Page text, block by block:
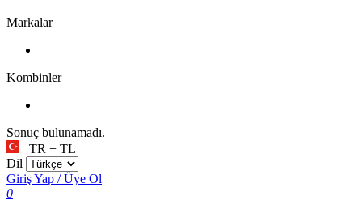
Markalar
Kombinler
Sonuç bulunamadı.
TR − TL
Dil
Giriş Yap / Üye Ol
0